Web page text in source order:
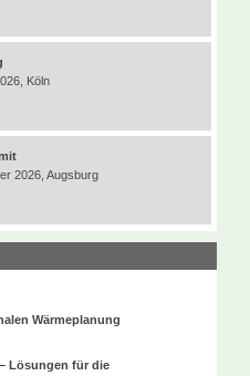
Köln
2026, Augsburg
Wärmeplanung
Lösungen für die